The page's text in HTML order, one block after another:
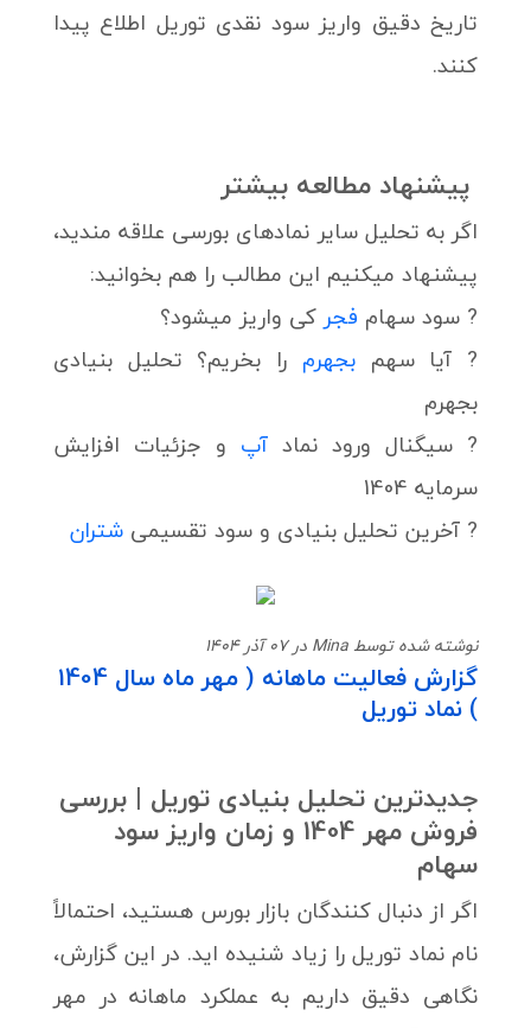
تاریخ دقیق واریز سود نقدی توریل اطلاع پیدا
کنند.
پیشنهاد مطالعه بیشتر
اگر به تحلیل سایر نمادهای بورسی علاقه مندید،
پیشنهاد میکنیم این مطالب را هم بخوانید:
? سود سهام فجر کی واریز میشود؟
? آیا سهمبجهرم را بخریم؟ تحلیل بنیادی
بجهرم
? سیگنال ورود نماد آپ و جزئیات افزایش
سرمایه 1404
? آخرین تحلیل بنیادی و سود تقسیمی شتران
نوشته شده توسط Mina در 07 آذر 1404
گزارش فعالیت ماهانه ( مهر ماه سال 1404
) نماد توریل
جدیدترین تحلیل بنیادی توریل | بررسی
فروش مهر 1404 و زمان واریز سود
سهام
اگر از دنبال کنندگان بازار بورس هستید، احتمالاً
نام نماد توریل را زیاد شنیده اید. در این گزارش،
نگاهی دقیق داریم به عملکرد ماهانه در مهر